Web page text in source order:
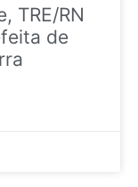
TRE/RN
de